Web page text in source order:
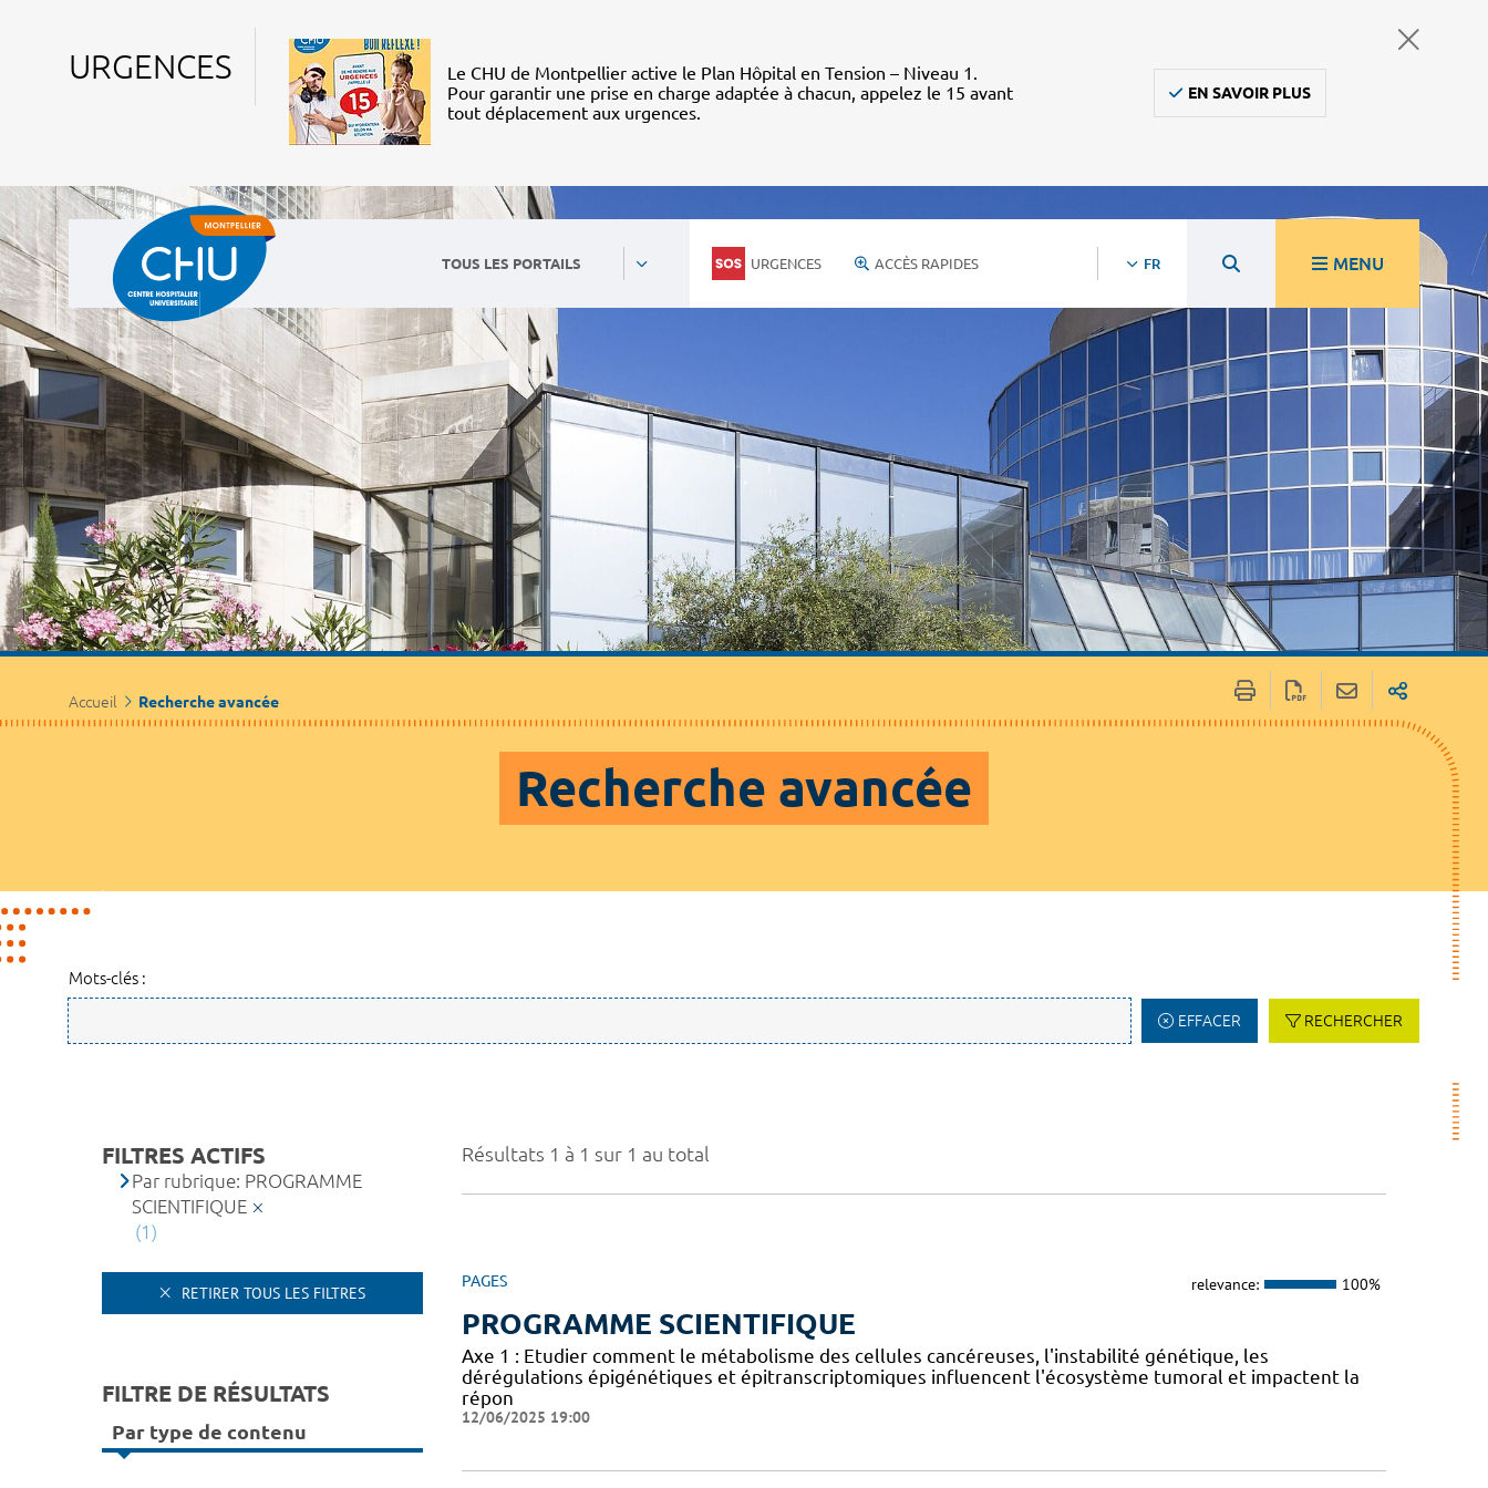
URGENCES
Le CHU de Montpellier active le Plan Hôpital en Tension – Niveau 1.
Pour garantir une prise en charge adaptée à chacun, appelez le 15 avant
tout déplacement aux urgences.
EN SAVOIR PLUS
TOUS LES PORTAILS URGENCES ACCÈS RAPIDES FR MENU
Accueil Recherche avancée
Recherche avancée
Mots-clés :
EFFACER RECHERCHER
Résultats 1 à 1 sur 1 au total
PAGES relevance: 100%
PROGRAMME SCIENTIFIQUE
Axe 1 : Etudier comment le métabolisme des cellules cancéreuses, l'instabilité génétique, les
dérégulations épigénétiques et épitranscriptomiques influencent l'écosystème tumoral et impactent la
répon
12/06/2025 19:00
FILTRES ACTIFS
Par rubrique: PROGRAMME
SCIENTIFIQUE
(1)
RETIRER TOUS LES FILTRES
FILTRE DE RÉSULTATS
Par type de contenu